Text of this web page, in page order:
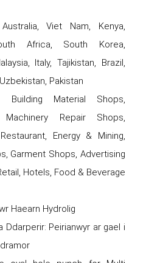
Viet Nam, Kenya,
Africa, South Korea,
Italy, Tajikistan, Brazil,
Pakistan
Building Material Shops,
Machinery Repair Shops,
Energy & Mining,
Garment Shops, Advertising
Hotels, Food & Beverage
Haearn Hydrolig
Ddarperir: Peirianwyr ar gael i